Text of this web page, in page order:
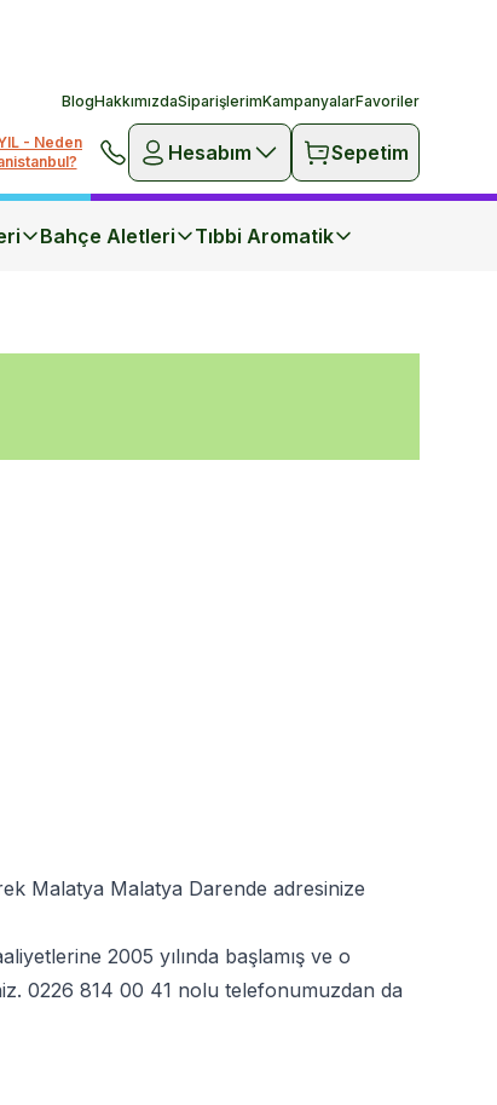
BlogHakkımızdaSiparişlerimKampanyalarFavoriler
- Neden
Hesabım Sepetim
Bahçe Aletleri Tıbbi Aromatik
Malatya Malatya Darende adresinize
2005 yılında başlamış ve o
0226 814 00 41 nolu telefonumuzdan da